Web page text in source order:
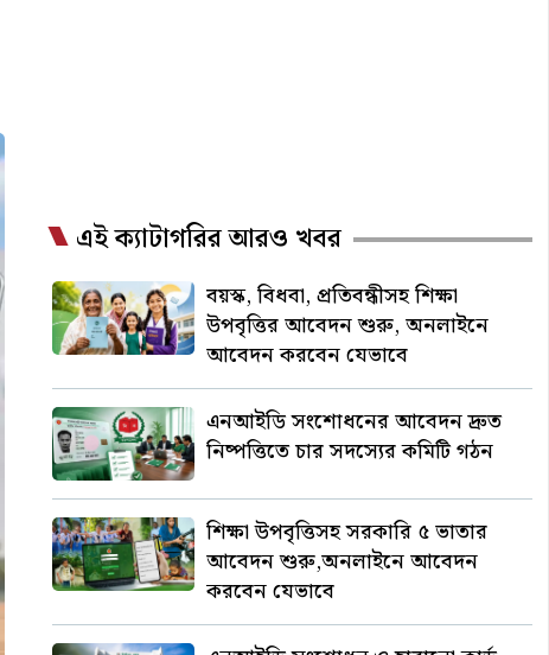
এই ক্যাটাগরির আরও খবর
বয়স্ক, বিধবা, প্রতিবন্ধীসহ শিক্ষা
উপবৃত্তির আবেদন শুরু, অনলাইনে
আবেদন করবেন যেভাবে
এনআইডি সংশোধনের আবেদন দ্রুত
নিষ্পত্তিতে চার সদস্যের কমিটি গঠন
শিক্ষা উপবৃত্তিসহ সরকারি ৫ ভাতার
আবেদন শুরু,অনলাইনে আবেদন
করবেন যেভাবে